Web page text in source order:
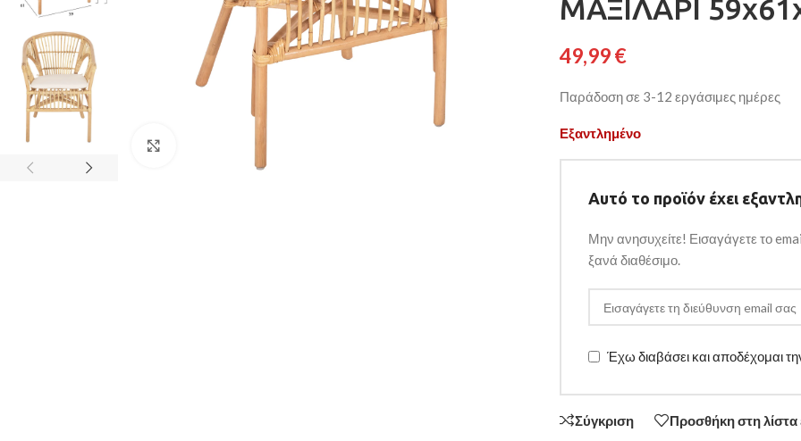
ΜΑΞΙΛΑΡΙ
49,99€
Παράδοση σε 3-12 εργάσιμες ημέρες
Εξαντλημένο
Αυτό το προϊόν έχει
Μην ανησυχείτε! Εισαγάγετε το
ξανά διαθέσιμο.
Έχω διαβάσει και αποδέχομαι
Σύγκριση Προσθήκη στη λίστα